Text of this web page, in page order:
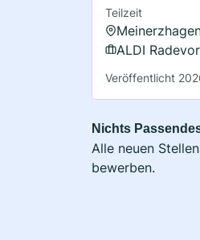
Teilzeit
ALDI
Veröffentlicht
Nichts
Alle neuen
bewerben.